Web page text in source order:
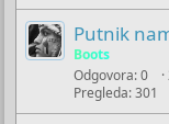
Putnik
Boots
Odgovora 0
Pregleda 301